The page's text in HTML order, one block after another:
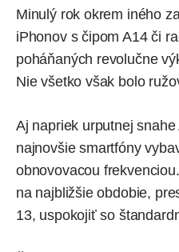
Minulý rok okrem iného
iPhonovs čipom A14 či
poháňaných revolučne
Nie všetko však bolo
Aj napriek urputnej
najnovšie smartfóny
obnovovacou
na najbližšie obdobie,
13, uspokojiť so